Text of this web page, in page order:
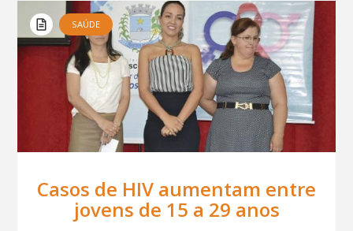
SAÚDE
Casos de HIV aumentam entre
jovens de 15 a 29 anos